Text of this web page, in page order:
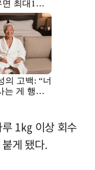
1㎏ 이상 회수
게 됐다.